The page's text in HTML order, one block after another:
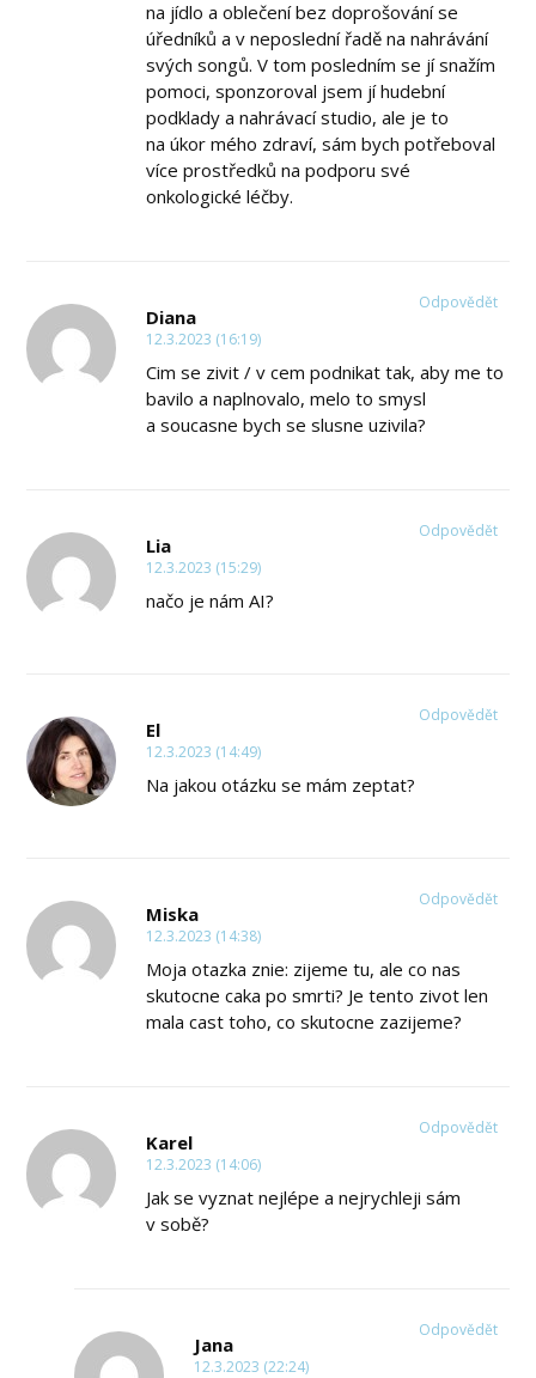
na jídlo a oblečení bez doprošování se
úředníků a v neposlední řadě na nahrávání
svých songů. V tom posledním se jí snažím
pomoci, sponzoroval jsem jí hudební
podklady a nahrávací studio, ale je to
na úkor mého zdraví, sám bych potřeboval
více prostředků na podporu své
onkologické léčby.
Diana
12.3.2023 (16:19)
Cim se zivit / v cem podnikat tak, aby me to
bavilo a naplnovalo, melo to smysl
a soucasne bych se slusne uzivila?
Odpovědět
Lia
12.3.2023 (15:29)
načo je nám AI?
Odpovědět
El
12.3.2023 (14:49)
Na jakou otázku se mám zeptat?
Odpovědět
Miska
12.3.2023 (14:38)
Moja otazka znie: zijeme tu, ale co nas
skutocne caka po smrti? Je tento zivot len
mala cast toho, co skutocne zazijeme?
Odpovědět
Karel
12.3.2023 (14:06)
Jak se vyznat nejlépe a nejrychleji sám
v sobě?
Odpovědět
Jana
12.3.2023 (22:24)
Odpovědět